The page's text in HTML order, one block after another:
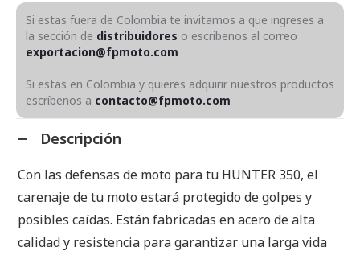
Si estas fuera de Colombia te invitamos a que ingreses a
la sección de distribuidores o escribenos al correo
exportacion@fpmoto.com
Si estas en Colombia y quieres adquirir nuestros productos
escríbenos a contacto@fpmoto.com
Descripción
Con las defensas de moto para tu HUNTER 350, el
carenaje de tu moto estará protegido de golpes y
posibles caídas. Están fabricadas en acero de alta
calidad y resistencia para garantizar una larga vida